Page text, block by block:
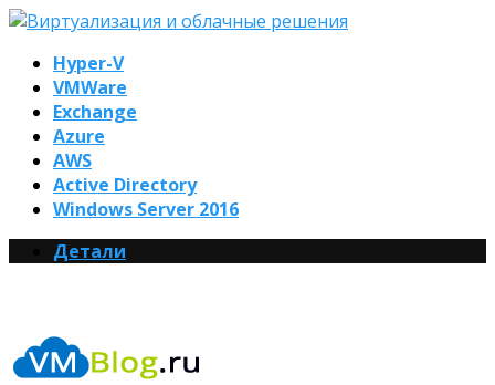
Hyper-V
VMWare
Exchange
Azure
AWS
Active Directory
Windows Server 2016
Детали